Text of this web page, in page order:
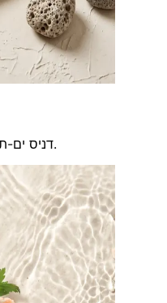
דניס ים-תיכוני, ברנזינו, דגים שלמים וטריים.